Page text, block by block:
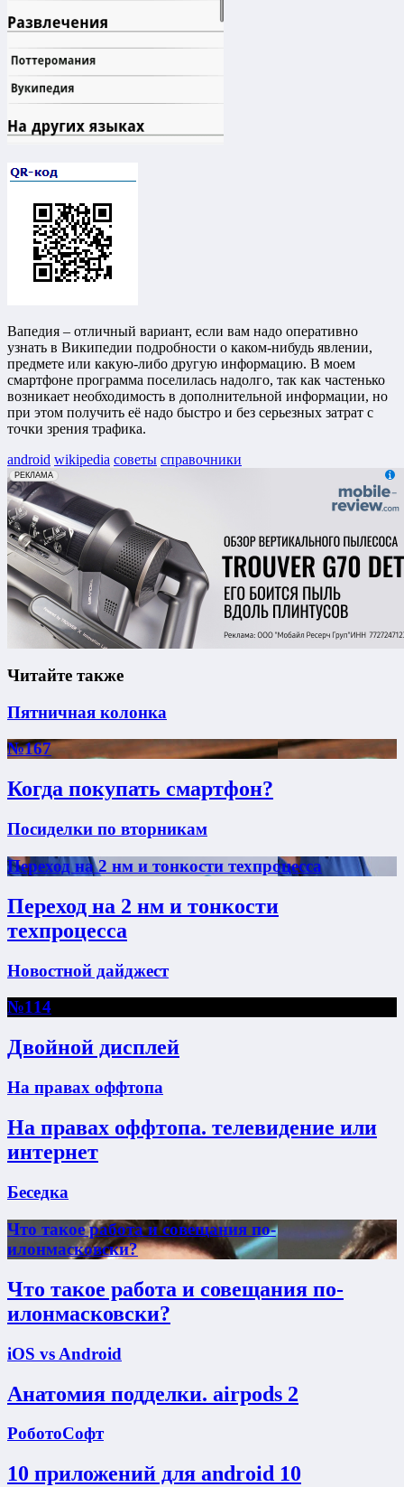
Вапедия – отличный вариант, если вам надо оперативно
узнать в Википедии подробности о каком-нибудь явлении,
предмете или какую-либо другую информацию. В моем
смартфоне программа поселилась надолго, так как частенько
возникает необходимость в дополнительной информации, но
при этом получить её надо быстро и без серьезных затрат с
точки зрения трафика.
android wikipedia советы справочники
erid: 2VfnxxmNzs5
РЕКЛАМА
Читайте также
Пятничная колонка
№167
Когда покупать смартфон?
Посиделки по вторникам
Переход на 2 нм и тонкости техпроцесса
Переход на 2 нм и тонкости
техпроцесса
Новостной дайджест
№114
Двойной дисплей
На правах оффтопа
На правах оффтопа. телевидение или
интернет
Беседка
Что такое работа и совещания по-
илонмасковски?
Что такое работа и совещания по-
илонмасковски?
iOS vs Android
Анатомия подделки. airpods 2
РоботоСофт
10 приложений для android 10